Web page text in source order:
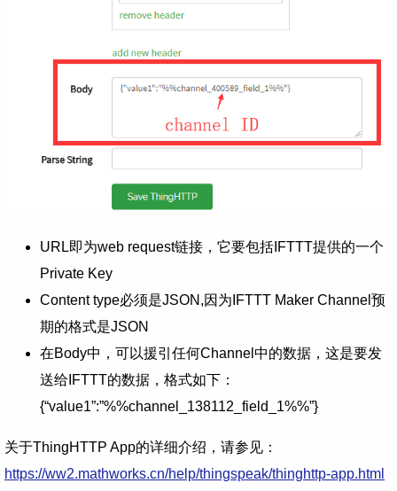
URL即为web request链接，它要包括IFTTT提供的一个
Private Key
Content type必须是JSON,因为IFTTT Maker Channel预
期的格式是JSON
在Body中，可以援引任何Channel中的数据，这是要发
送给IFTTT的数据，格式如下：
{“value1”:”%%channel_138112_field_1%%”}
关于ThingHTTP App的详细介绍，请参见：
https://ww2.mathworks.cn/help/thingspeak/thinghttp-app.html